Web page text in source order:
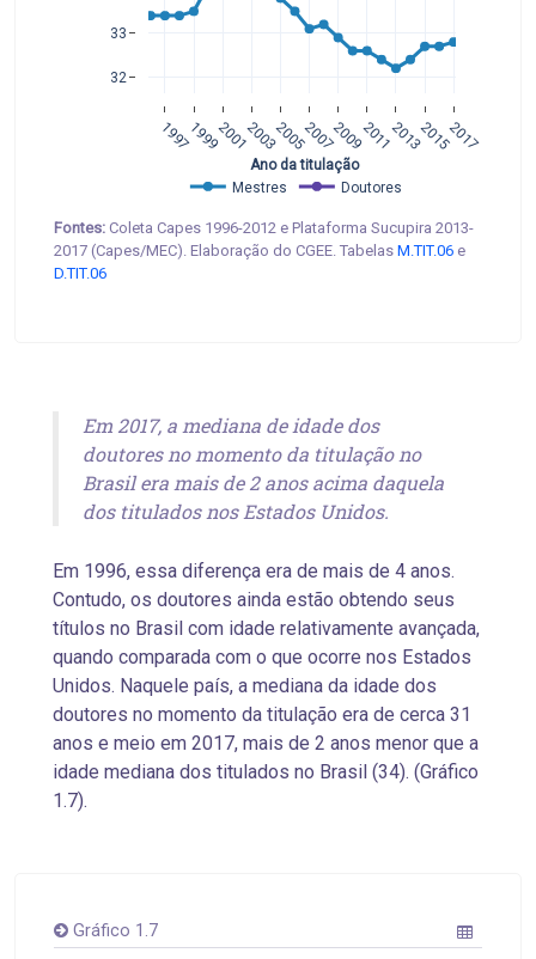
19971999200120032005200720092011201320152017
32
33
Mestres Doutores
Ano da titulação
Fontes: Coleta Capes 1996-2012 e Plataforma Sucupira 2013-
2017 (Capes/MEC). Elaboração do CGEE. Tabelas M.TIT.06 e
D.TIT.06
Em 2017, a mediana de idade dos
doutores no momento da titulação no
Brasil era mais de 2 anos acima daquela
dos titulados nos Estados Unidos.
Em 1996, essa diferença era de mais de 4 anos.
Contudo, os doutores ainda estão obtendo seus
títulos no Brasil com idade relativamente avançada,
quando comparada com o que ocorre nos Estados
Unidos. Naquele país, a mediana da idade dos
doutores no momento da titulação era de cerca 31
anos e meio em 2017, mais de 2 anos menor que a
idade mediana dos titulados no Brasil (34). (Gráfico
1.7).
Gráfico 1.7